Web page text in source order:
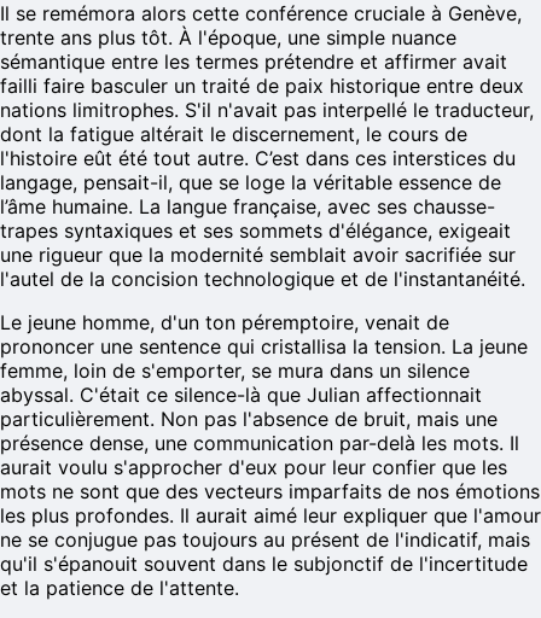
Il se remémora alors cette conférence cruciale à Genève,
trente ans plus tôt. À l'époque, une simple nuance
sémantique entre les termes prétendre et affirmer avait
failli faire basculer un traité de paix historique entre deux
nations limitrophes. S'il n'avait pas interpellé le traducteur,
dont la fatigue altérait le discernement, le cours de
l'histoire eût été tout autre. C’est dans ces interstices du
langage, pensait-il, que se loge la véritable essence de
l’âme humaine. La langue française, avec ses chausse-
trapes syntaxiques et ses sommets d'élégance, exigeait
une rigueur que la modernité semblait avoir sacrifiée sur
l'autel de la concision technologique et de l'instantanéité.
Le jeune homme, d'un ton péremptoire, venait de
prononcer une sentence qui cristallisa la tension. La jeune
femme, loin de s'emporter, se mura dans un silence
abyssal. C'était ce silence-là que Julian affectionnait
particulièrement. Non pas l'absence de bruit, mais une
présence dense, une communication par-delà les mots. Il
aurait voulu s'approcher d'eux pour leur confier que les
mots ne sont que des vecteurs imparfaits de nos émotions
les plus profondes. Il aurait aimé leur expliquer que l'amour
ne se conjugue pas toujours au présent de l'indicatif, mais
qu'il s'épanouit souvent dans le subjonctif de l'incertitude
et la patience de l'attente.